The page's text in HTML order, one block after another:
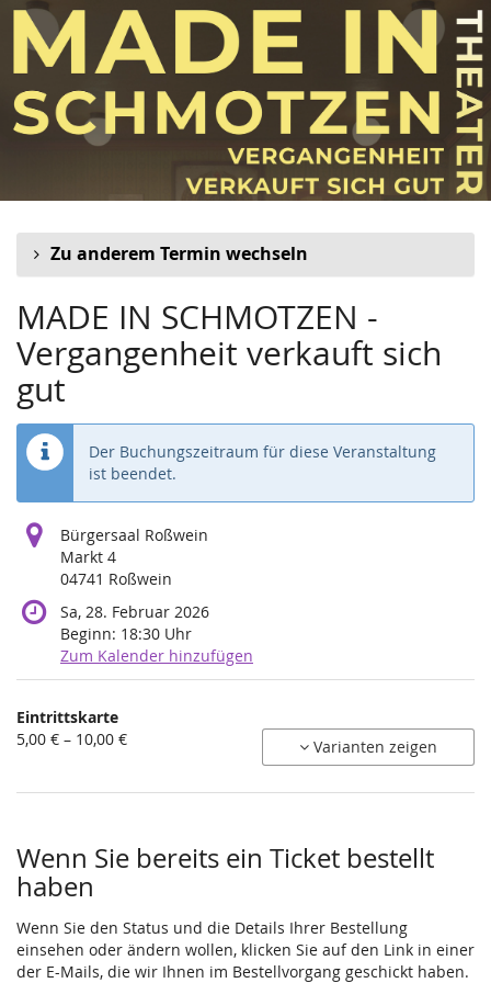
Zum
Haupt-
Inhalt
springen
MADE
IN
SCHMOTZEN
Vergangenheit
verkauft
sich
gut
Zu anderem Termin wechseln
MADE IN SCHMOTZEN -
Vergangenheit verkauft sich
gut
Der Buchungszeitraum für diese Veranstaltung
ist beendet.
Bürgersaal Roßwein
Markt 4
04741 Roßwein
Sa, 28. Februar 2026
Beginn: 18:30 Uhr
Zum Kalender hinzufügen
Produkte
Unkategorisierte
Eintrittskarte
von
5,00 € – 10,00 € Varianten zeigen
Wenn Sie bereits ein Ticket bestellt
haben
Wenn Sie den Status und die Details Ihrer Bestellung
einsehen oder ändern wollen, klicken Sie auf den Link in einer
der E-Mails, die wir Ihnen im Bestellvorgang geschickt haben.